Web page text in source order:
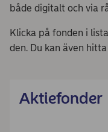
både digitalt och via
Klicka på fonden i
den. Du kan även
Aktiefonder